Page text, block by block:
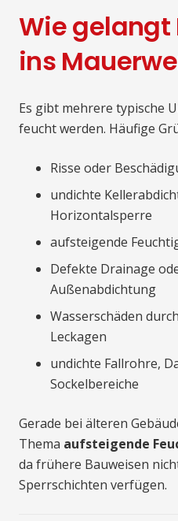
Wie
ins
Es gibt mehrere typische
feucht werden. Häufige
Risse oder
undichte
Horizontalsperre
aufsteigende
Defekte Drainage
Außenabdichtung
Wasserschäden
Leckagen
undichte Fallrohre,
Sockelbereiche
Gerade bei älteren
Thema aufsteigende
da frühere Bauweisen
Sperrschichten verfügen.